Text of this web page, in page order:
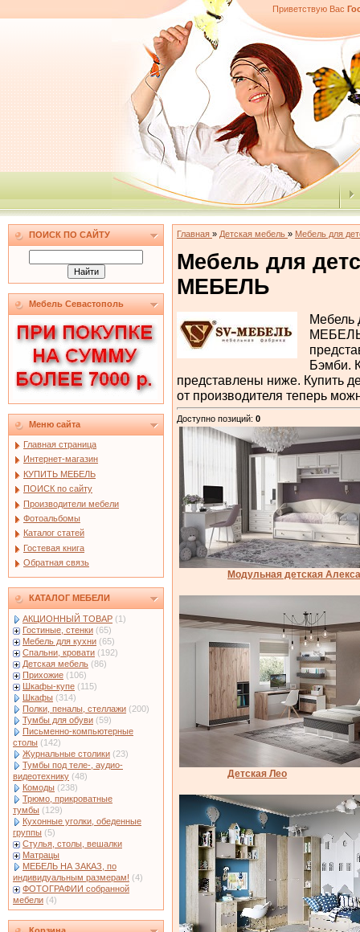
Приветствую Вас
ПОИСК ПО САЙТУ
Мебель Севастополь
Меню сайта
Главная страница
Интернет-магазин
КУПИТЬ МЕБЕЛЬ
ПОИСК по сайту
Производители мебели
Фотоальбомы
Каталог статей
Гостевая книга
Обратная связь
КАТАЛОГ МЕБЕЛИ
АКЦИОННЫЙ ТОВАР (1)
Гостиные, стенки (65)
Мебель для кухни (65)
Спальни, кровати (192)
Детская мебель (86)
Прихожие (106)
Шкафы-купе (115)
Шкафы (314)
Полки, пеналы, стеллажи (200)
Тумбы для обуви (59)
Письменно-компьютерные
столы (142)
Журнальные столики (23)
Тумбы под теле-, аудио-
видеотехнику (48)
Комоды (238)
Трюмо, прикроватные
тумбы (129)
Кухонные уголки, обеденные
группы (5)
Стулья, столы, вешалки
Матрацы
МЕБЕЛЬ НА ЗАКАЗ, по
индивидуальным размерам! (4)
ФОТОГРАФИИ собранной
мебели (4)
Главная » Детская мебель » Мебель для
Мебель для
МЕБЕЛЬ
Мебель
МЕБЕЛЬ
Бэмби.
представлены ниже. Купить
от производителя теперь
Доступно позиций: 0
Модульная детская
Детская Лео